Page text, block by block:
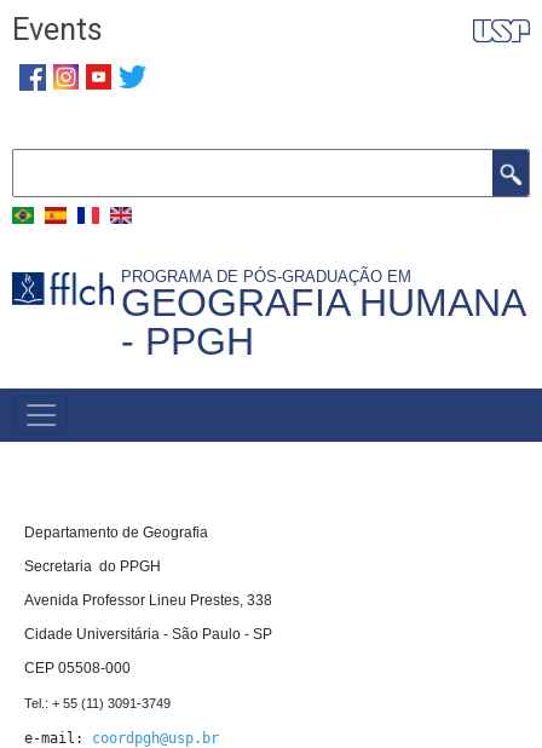
Pular
principal
Events
PROGRAMA DE PÓS-GRADUAÇÃO EM
GEOGRAFIA HUMANA
- PPGH
MENU
PRINCIPAL
Departamento de Geografia
Secretaria  do PPGH
Avenida Professor Lineu Prestes, 338
Cidade Universitária - São Paulo - SP
CEP 05508-000
e-mail: coordpgh@usp.br